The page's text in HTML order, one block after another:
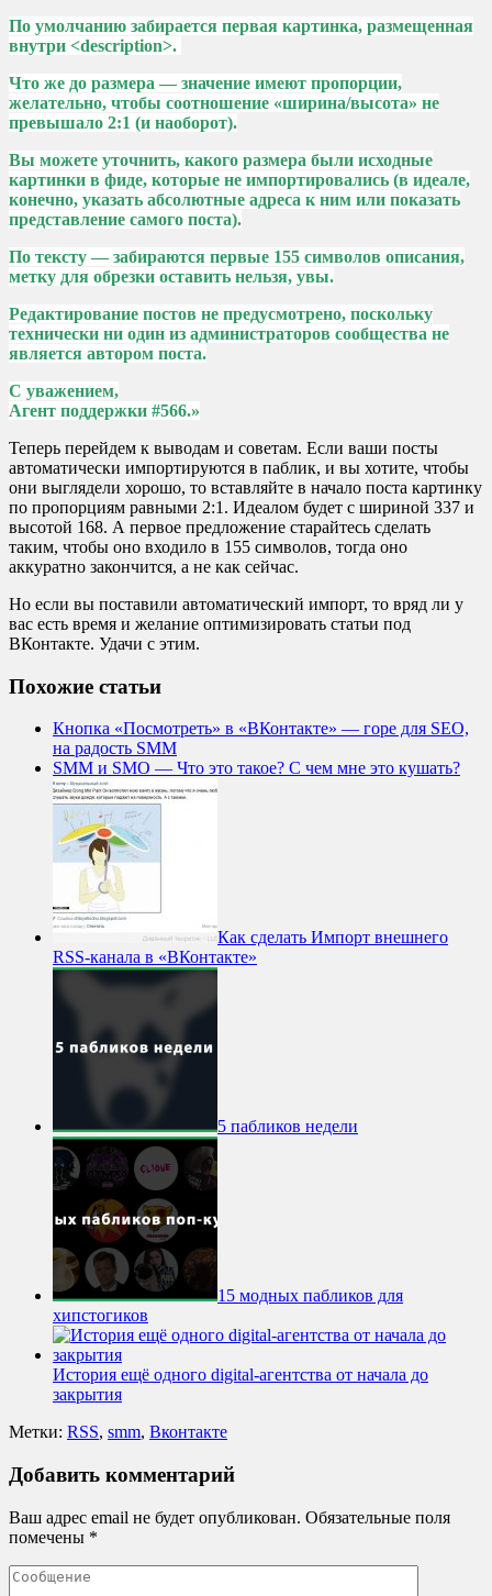
По умолчанию забирается первая картинка, размещенная
внутри <description>.
Что же до размера — значение имеют пропорции,
желательно, чтобы соотношение «ширина/высота» не
превышало 2:1 (и наоборот).
Вы можете уточнить, какого размера были исходные
картинки в фиде, которые не импортировались (в идеале,
конечно, указать абсолютные адреса к ним или показать
представление самого поста).
По тексту — забираются первые 155 символов описания,
метку для обрезки оставить нельзя, увы.
Редактирование постов не предусмотрено, поскольку
технически ни один из администраторов сообщества не
является автором поста.
С уважением,
Агент поддержки #566.»
Теперь перейдем к выводам и советам. Если ваши посты
автоматически импортируются в паблик, и вы хотите, чтобы
они выглядели хорошо, то вставляйте в начало поста картинку
по пропорциям равными 2:1. Идеалом будет с шириной 337 и
высотой 168. А первое предложение старайтесь сделать
таким, чтобы оно входило в 155 символов, тогда оно
аккуратно закончится, а не как сейчас.
Но если вы поставили автоматический импорт, то вряд ли у
вас есть время и желание оптимизировать статьи под
ВКонтакте. Удачи с этим.
Похожие статьи
Кнопка «Посмотреть» в «ВКонтакте» — горе для SEO,
на радость SMM
SMM и SMO — Что это такое? С чем мне это кушать?
Как сделать Импорт внешнего
RSS-канала в «ВКонтакте»
5 пабликов недели
15 модных пабликов для
хипстогиков
История ещё одного digital-агентства от начала до
закрытия
Метки: RSS, smm, Вконтакте
Добавить комментарий
Ваш адрес email не будет опубликован. Обязательные поля
помечены *